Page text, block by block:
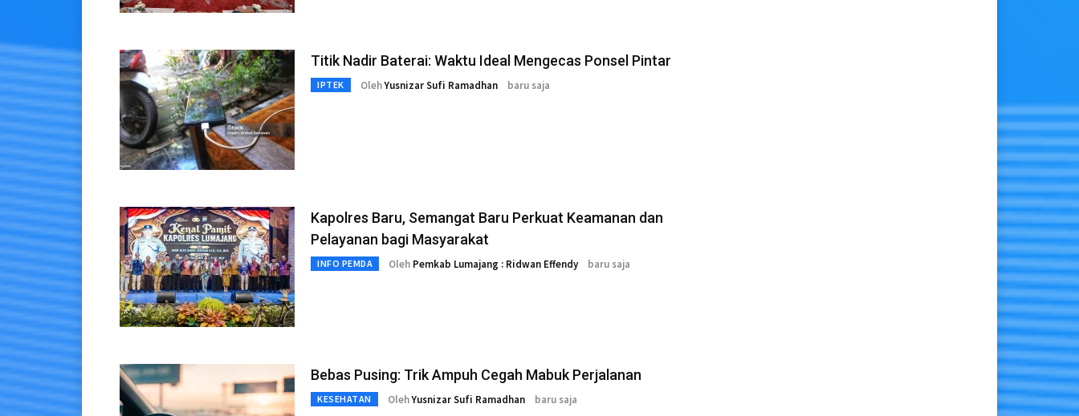
Titik Nadir Baterai: Waktu Ideal Mengecas Ponsel Pintar
IPTEK OlehYusnizar Sufi Ramadhan baru saja
Kapolres Baru, Semangat Baru Perkuat Keamanan dan
Pelayanan bagi Masyarakat
INFO PEMDA Oleh Pemkab Lumajang : Ridwan Effendy baru saja
Bebas Pusing: Trik Ampuh Cegah Mabuk Perjalanan
KESEHATAN OlehYusnizar Sufi Ramadhan baru saja